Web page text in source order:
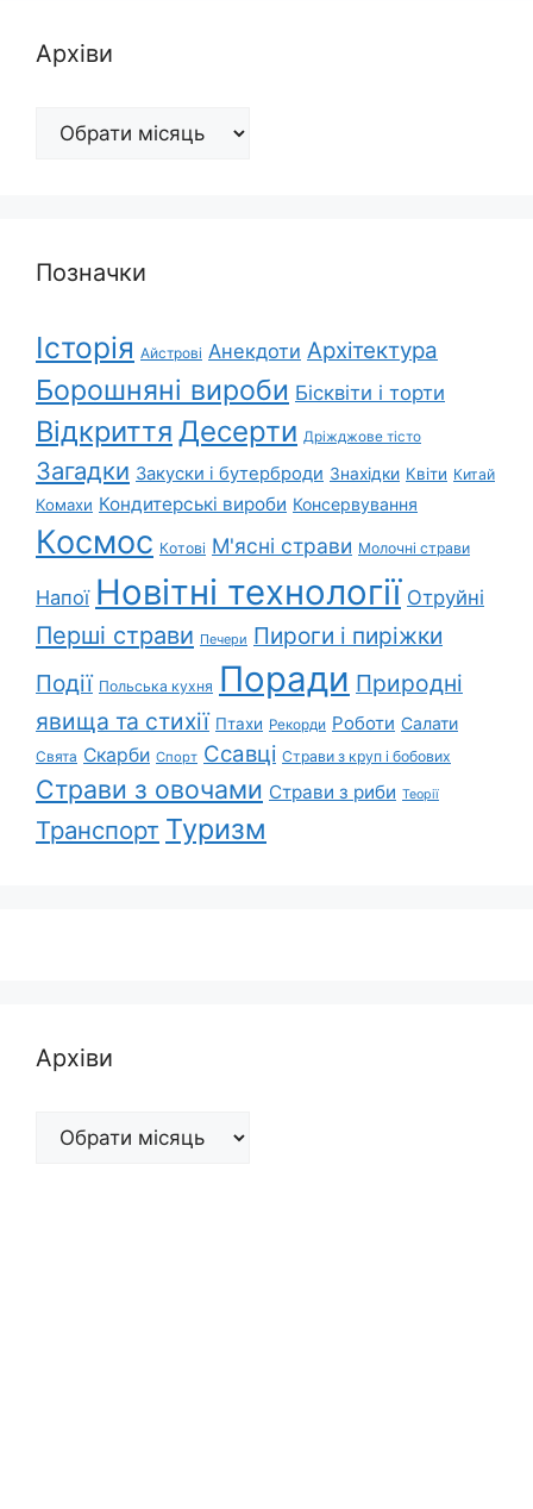
Архіви
Архіви
Позначки
Історія Айстрові Анекдоти Архітектура
Борошняні вироби Бісквіти і торти
Відкриття Десерти Дріжджове тісто
Загадки Закуски і бутерброди Знахідки Квіти Китай
Комахи Кондитерські вироби Консервування
Космос Котові М'ясні страви Молочні страви
Напої Новітні технології Отруйні
Перші страви Печери Пироги і пиріжки
Події Польська кухня Поради Природні
явища та стихії Птахи Рекорди Роботи Салати
Свята Скарби Спорт Ссавці Страви з круп і бобових
Страви з овочами Страви з риби Теорії
Транспорт Туризм
Архіви
Архіви